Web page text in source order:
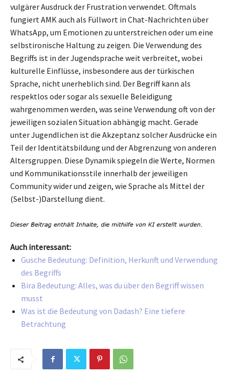
vulgärer Ausdruck der Frustration verwendet. Oftmals
fungiert AMK auch als Füllwort in Chat-Nachrichten über
WhatsApp, um Emotionen zu unterstreichen oder um eine
selbstironische Haltung zu zeigen. Die Verwendung des
Begriffs ist in der Jugendsprache weit verbreitet, wobei
kulturelle Einflüsse, insbesondere aus der türkischen
Sprache, nicht unerheblich sind. Der Begriff kann als
respektlos oder sogar als sexuelle Beleidigung
wahrgenommen werden, was seine Verwendung oft von der
jeweiligen sozialen Situation abhängig macht. Gerade
unter Jugendlichen ist die Akzeptanz solcher Ausdrücke ein
Teil der Identitätsbildung und der Abgrenzung von anderen
Altersgruppen. Diese Dynamik spiegeln die Werte, Normen
und Kommunikationsstile innerhalb der jeweiligen
Community wider und zeigen, wie Sprache als Mittel der
(Selbst-)Darstellung dient.
Auch interessant:
Gusche Bedeutung: Definition, Herkunft und Verwendung
des Begriffs
Bira Bedeutung: Alles, was du über den Begriff wissen
musst
Was ist die Bedeutung von Dadash? Eine tiefere
Betrachtung